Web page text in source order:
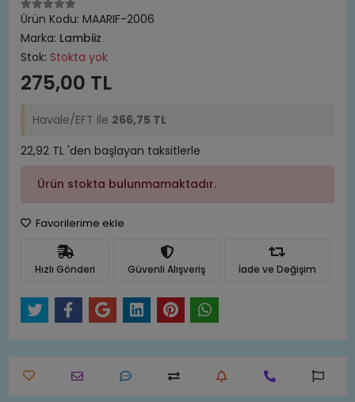
Ürün Kodu: MAARIF-2006
Marka: Lambiiz
Stok: Stokta yok
275,00 TL
Havale/EFT ile 266,75 TL
22,92 TL 'den başlayan taksitlerle
Ürün stokta bulunmamaktadır.
Favorilerime ekle
Hızlı Gönderi Güvenli Alışveriş İade ve Değişim